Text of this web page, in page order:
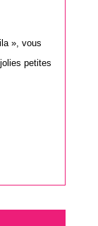
», vous
petites